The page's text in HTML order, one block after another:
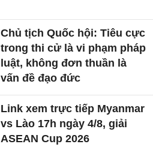
Chủ tịch Quốc hội: Tiêu cực
trong thi cử là vi phạm pháp
luật, không đơn thuần là
vấn đề đạo đức
Link xem trực tiếp Myanmar
vs Lào 17h ngày 4/8, giải
ASEAN Cup 2026